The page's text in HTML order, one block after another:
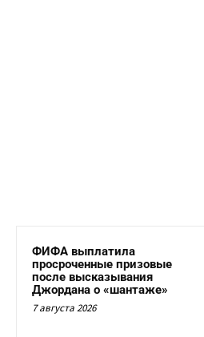
ФИФА выплатила
просроченные призовые
после высказывания
Джордана о «шантаже»
7 августа 2026